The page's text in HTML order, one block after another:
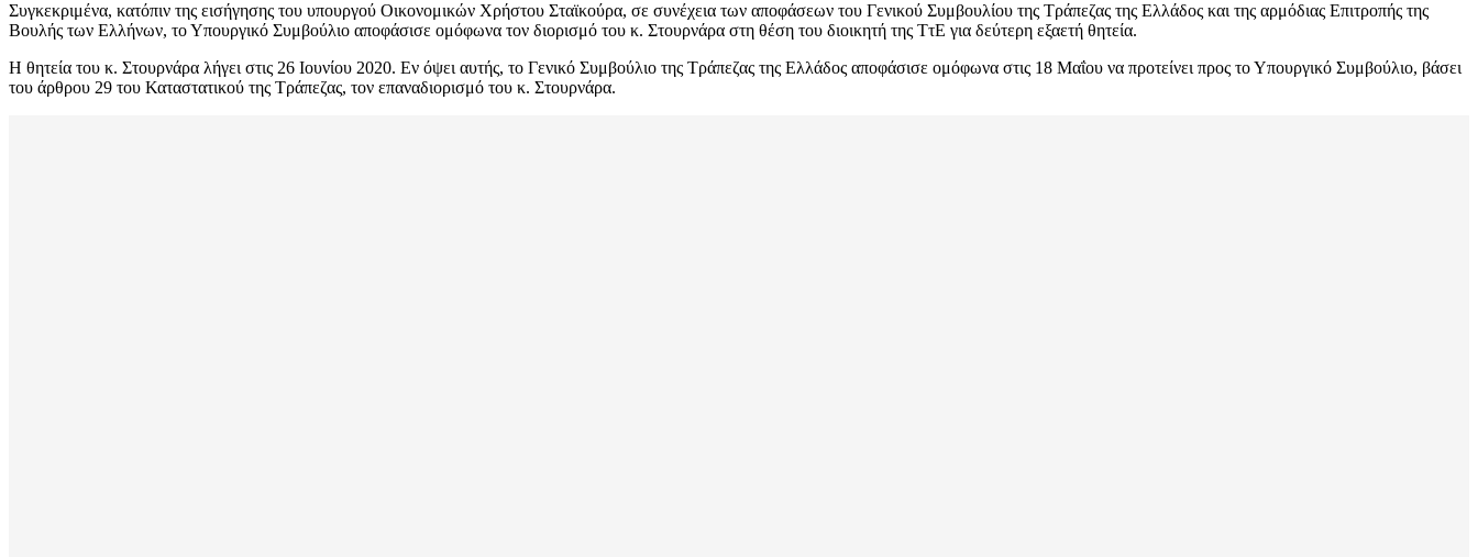
Συγκεκριμένα, κατόπιν της εισήγησης του υπουργού Οικονομικών Χρήστου Σταϊκούρα, σε συνέχεια των αποφάσεων του Γενικού Συμβουλίου της Τράπεζας της Ελλάδος και της αρμόδιας Επιτροπής της
Βουλής των Ελλήνων, το Υπουργικό Συμβούλιο αποφάσισε ομόφωνα τον διορισμό του κ. Στουρνάρα στη θέση του διοικητή της ΤτΕ για δεύτερη εξαετή θητεία.
Η θητεία του κ. Στουρνάρα λήγει στις 26 Ιουνίου 2020. Εν όψει αυτής, το Γενικό Συμβούλιο της Τράπεζας της Ελλάδος αποφάσισε ομόφωνα στις 18 Μαΐου να προτείνει προς το Υπουργικό Συμβούλιο, βάσει
του άρθρου 29 του Καταστατικού της Τράπεζας, τον επαναδιορισμό του κ. Στουρνάρα.